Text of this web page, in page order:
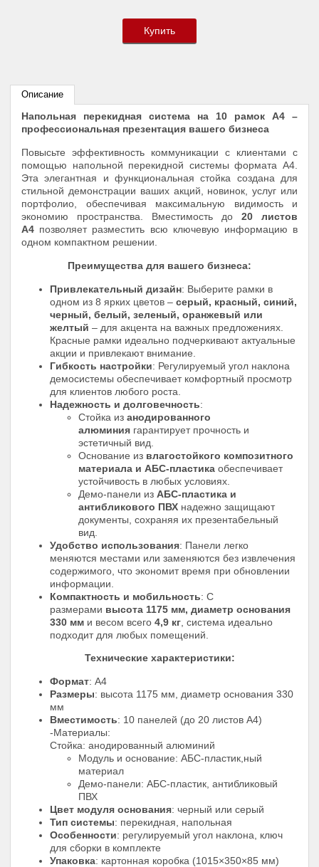
Купить
Описание
Напольная перекидная система на 10 рамок А4 –
профессиональная презентация вашего бизнеса
Повысьте эффективность коммуникации с клиентами с
помощью напольной перекидной системы формата А4.
Эта элегантная и функциональная стойка создана для
стильной демонстрации ваших акций, новинок, услуг или
портфолио, обеспечивая максимальную видимость и
экономию пространства. Вместимость до 20 листов
А4 позволяет разместить всю ключевую информацию в
одном компактном решении.
Преимущества для вашего бизнеса:
Привлекательный дизайн: Выберите рамки в
одном из 8 ярких цветов – серый, красный, синий,
черный, белый, зеленый, оранжевый или
желтый – для акцента на важных предложениях.
Красные рамки идеально подчеркивают актуальные
акции и привлекают внимание.
Гибкость настройки: Регулируемый угол наклона
демосистемы обеспечивает комфортный просмотр
для клиентов любого роста.
Надежность и долговечность:
Стойка из анодированного
алюминия гарантирует прочность и
эстетичный вид.
Основание из влагостойкого композитного
материала и АБС-пластика обеспечивает
устойчивость в любых условиях.
Демо-панели из АБС-пластика и
антибликового ПВХ надежно защищают
документы, сохраняя их презентабельный
вид.
Удобство использования: Панели легко
меняются местами или заменяются без извлечения
содержимого, что экономит время при обновлении
информации.
Компактность и мобильность: С
размерами высота 1175 мм, диаметр основания
330 мм и весом всего 4,9 кг , система идеально
подходит для любых помещений.
Технические характеристики:
Формат: А4
Размеры: высота 1175 мм, диаметр основания 330
мм
Вместимость: 10 панелей (до 20 листов А4)
-Материалы:
Стойка: анодированный алюминий
Модуль и основание: АБС-пластик,ный
материал
Демо-панели: АБС-пластик, антибликовый
ПВХ
Цвет модуля основания: черный или серый
Тип системы: перекидная, напольная
Особенности: регулируемый угол наклона, ключ
для сборки в комплекте
Упаковка: картонная коробка (1015×350×85 мм)